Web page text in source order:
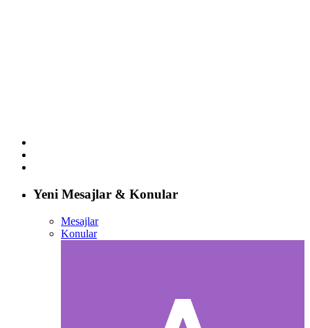
Yeni Mesajlar & Konular
Mesajlar
Konular